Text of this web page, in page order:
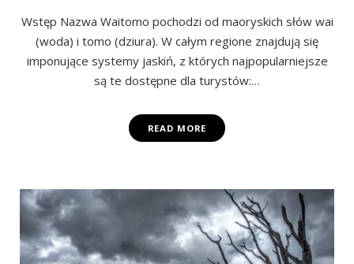
Wstęp Nazwa Waitomo pochodzi od maoryskich słów wai
(woda) i tomo (dziura). W całym regione znajdują się
imponujące systemy jaskiń, z których najpopularniejsze
są te dostępne dla turystów:…
READ MORE